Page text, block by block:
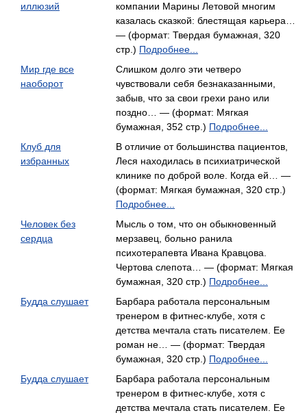
иллюзий
компании Марины Летовой многим
казалась сказкой: блестящая карьера…
— (формат: Твердая бумажная, 320
стр.) Подробнее...
Мир где все
наоборот
Слишком долго эти четверо
чувствовали себя безнаказанными,
забыв, что за свои грехи рано или
поздно… — (формат: Мягкая
бумажная, 352 стр.) Подробнее...
Клуб для
избранных
В отличие от большинства пациентов,
Леся находилась в психиатрической
клинике по доброй воле. Когда ей… —
(формат: Мягкая бумажная, 320 стр.)
Подробнее...
Человек без
сердца
Мысль о том, что он обыкновенный
мерзавец, больно ранила
психотерапевта Ивана Кравцова.
Чертова слепота… — (формат: Мягкая
бумажная, 320 стр.) Подробнее...
Будда слушает
Барбара работала персональным
тренером в фитнес-клубе, хотя с
детства мечтала стать писателем. Ее
роман не… — (формат: Твердая
бумажная, 320 стр.) Подробнее...
Будда слушает
Барбара работала персональным
тренером в фитнес-клубе, хотя с
детства мечтала стать писателем. Ее